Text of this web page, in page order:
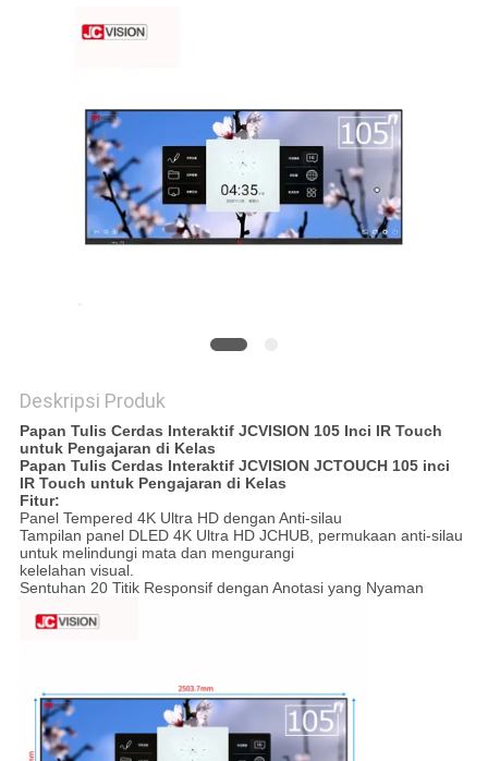
SITEMAP
KEBIJAKAN
PRIVASI
Deskripsi Produk
Papan Tulis Cerdas Interaktif JCVISION 105 Inci IR Touch
untuk Pengajaran di Kelas
Papan Tulis Cerdas Interaktif JCVISION JCTOUCH 105 inci
IR Touch untuk Pengajaran di Kelas
Fitur:
Panel Tempered 4K Ultra HD dengan Anti-silau
Tampilan panel DLED 4K Ultra HD JCHUB, permukaan anti-silau
untuk melindungi mata dan mengurangi
kelelahan visual.
Sentuhan 20 Titik Responsif dengan Anotasi yang Nyaman